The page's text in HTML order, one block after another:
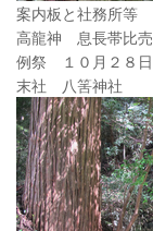
案内板と社務所等
高龍神 息長帯比
例祭 １０月２８
末社 八筈神社